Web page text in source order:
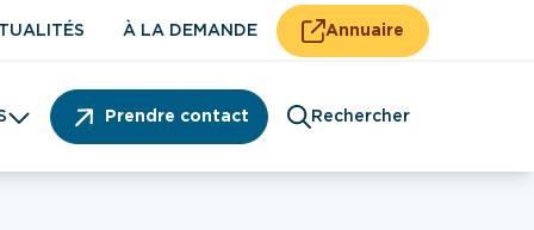
À LA DEMANDE Annuaire
Prendre contact Rechercher